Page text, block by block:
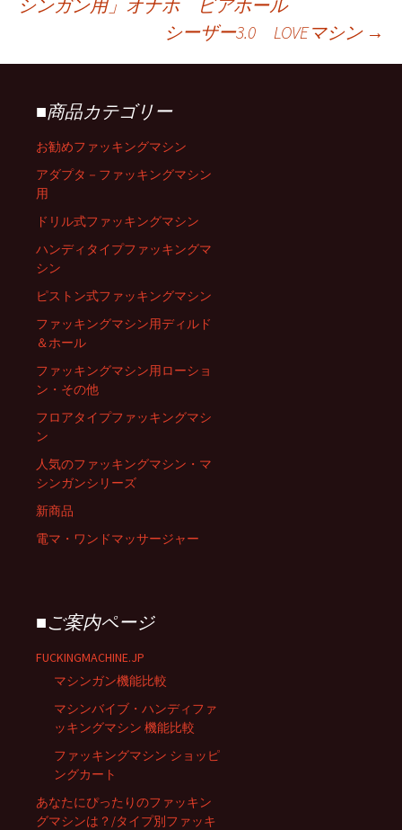
投
稿
ナ
ビ
ゲ
ー
シ
ョ
ン
シンガン用」オナホ ビアホール
シーザー3.0 LOVEマシン →
■商品カテゴリー
お勧めファッキングマシン
アダプタ－ファッキングマシン
用
ドリル式ファッキングマシン
ハンディタイプファッキングマ
シン
ピストン式ファッキングマシン
ファッキングマシン用ディルド
＆ホール
ファッキングマシン用ローショ
ン・その他
フロアタイプファッキングマシ
ン
人気のファッキングマシン・マ
シンガンシリーズ
新商品
電マ・ワンドマッサージャー
■ご案内ページ
FUCKINGMACHINE.JP
マシンガン機能比較
マシンバイブ・ハンディファ
ッキングマシン 機能比較
ファッキングマシン ショッピ
ングカート
あなたにぴったりのファッキン
グマシンは？/タイプ別ファッキ